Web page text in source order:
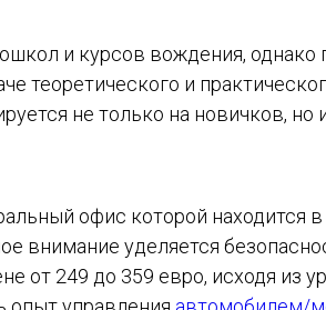
и курсов вождения,
теоретического и
не только на новичков,
офис которой находится
внимание уделяется
от 249 до 359 евро, исходя из